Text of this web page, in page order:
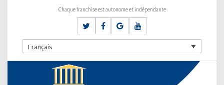
Chaque franchise est autonome et indépendante
Français